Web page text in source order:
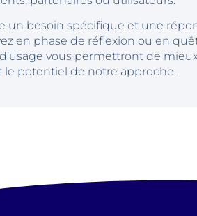
un besoin spécifique et une
en phase de réflexion ou en
vous permettront de
potentiel de notre approche.